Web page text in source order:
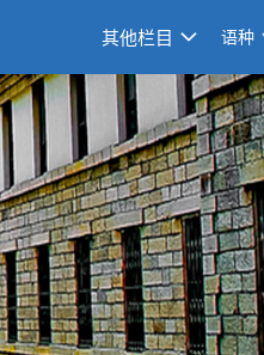
其他栏目 语种